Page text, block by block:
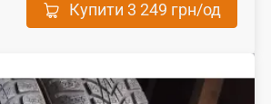
Купити3 249 грн/од